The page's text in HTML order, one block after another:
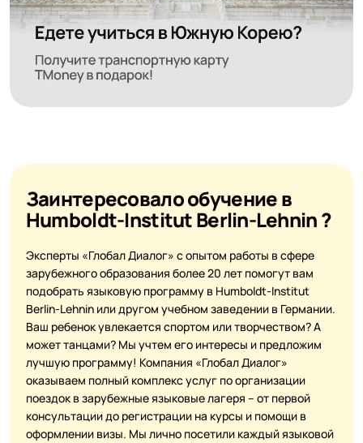
Заинтересовало обучение в
Humboldt-Institut Berlin-Lehnin ?
Эксперты «Глобал Диалог» с опытом работы в сфере
зарубежного образования более 20 лет помогут вам
подобрать языковую программу в Humboldt-Institut
Berlin-Lehnin или другом учебном заведении в Германии.
Ваш ребенок увлекается спортом или творчеством? А
может танцами? Мы учтем его интересы и предложим
лучшую программу! Компания «Глобал Диалог»
оказываем полный комплекс услуг по организации
поездок в зарубежные языковые лагеря – от первой
консультации до регистрации на курсы и помощи в
оформлении визы. Мы лично посетили каждый языковой